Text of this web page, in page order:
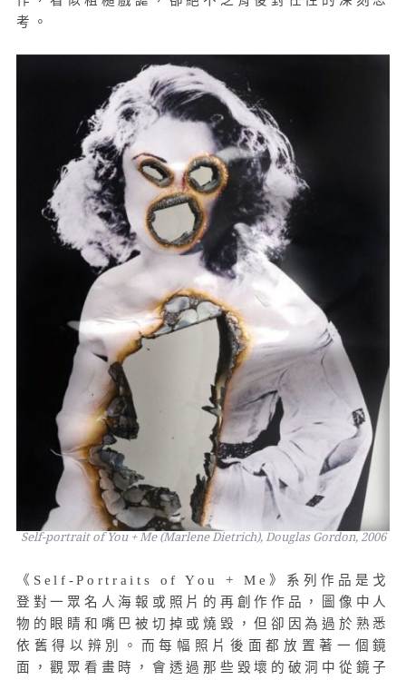
考。
Self-portrait of You + Me (Marlene Dietrich), Douglas Gordon, 2006
《Self-Portraits of You + Me》系列作品是戈
登對一眾名人海報或照片的再創作作品，圖像中人
物的眼睛和嘴巴被切掉或燒毀，但卻因為過於熟悉
依舊得以辨別。而每幅照片後面都放置著一個鏡
面，觀眾看畫時，會透過那些毀壞的破洞中從鏡子